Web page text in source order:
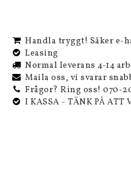
Handla tryggt! Säker e-
Leasing
Normal leverans 4-14
Maila oss, vi svarar
Frågor? Ring oss! 070-
I KASSA - TÄNK PÅ ATT